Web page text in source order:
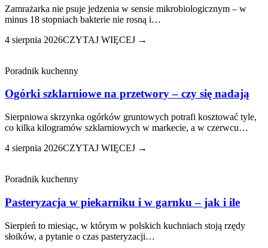
Zamrażarka nie psuje jedzenia w sensie mikrobiologicznym – w
minus 18 stopniach bakterie nie rosną i…
4 sierpnia 2026CZYTAJ WIĘCEJ →
Poradnik kuchenny
Ogórki szklarniowe na przetwory – czy się nadają
Sierpniowa skrzynka ogórków gruntowych potrafi kosztować tyle,
co kilka kilogramów szklarniowych w markecie, a w czerwcu…
4 sierpnia 2026CZYTAJ WIĘCEJ →
Poradnik kuchenny
Pasteryzacja w piekarniku i w garnku – jak i ile
Sierpień to miesiąc, w którym w polskich kuchniach stoją rzędy
słoików, a pytanie o czas pasteryzacji…